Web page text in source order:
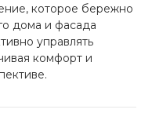
которое бережно
дома и фасада
управлять
комфорт и